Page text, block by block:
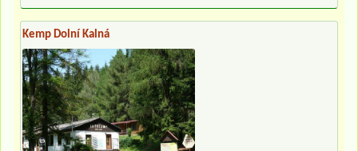
Kemp Dolní Kalná